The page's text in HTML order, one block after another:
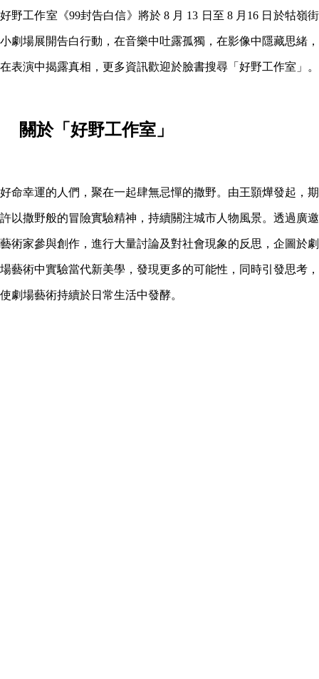
好野工作室《99封告白信》將於 8 月 13 日至 8 月16 日於牯嶺街
小劇場展開告白行動，在音樂中吐露孤獨，在影像中隱藏思緒，
在表演中揭露真相，更多資訊歡迎於臉書搜尋「好野工作室」。
關於「好野工作室」
好命幸運的人們，聚在一起肆無忌憚的撒野。由王顥燁發起，期
許以撒野般的冒險實驗精神，持續關注城市人物風景。透過廣邀
藝術家參與創作，進行大量討論及對社會現象的反思，企圖於劇
場藝術中實驗當代新美學，發現更多的可能性，同時引發思考，
使劇場藝術持續於日常生活中發酵。